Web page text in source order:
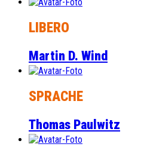
LIBERO
Martin D. Wind
SPRACHE
Thomas Paulwitz